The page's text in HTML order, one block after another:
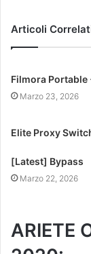
Articoli
Filmora
Marzo 23, 2026
Elite Proxy
[Latest] Bypass
Marzo 22, 2026
ARIETE